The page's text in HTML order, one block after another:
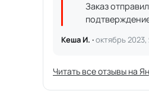
Заказ
Кеша И. ·октябрь
Читать все отзывы на